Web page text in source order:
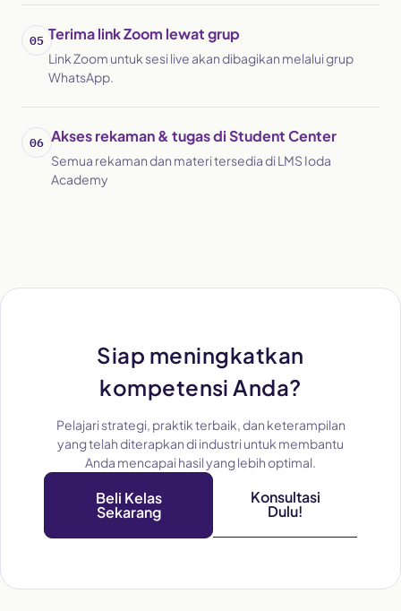
Terima link Zoom lewat grup
Link Zoom untuk sesi live akan dibagikan melalui grup
WhatsApp.
Akses rekaman & tugas di Student Center
Semua rekaman dan materi tersedia di LMS Ioda
Academy
Siap meningkatkan
kompetensi Anda?
Pelajari strategi, praktik terbaik, dan keterampilan
yang telah diterapkan di industri untuk membantu
Anda mencapai hasil yang lebih optimal.
Beli Kelas
Sekarang
Konsultasi
Dulu!